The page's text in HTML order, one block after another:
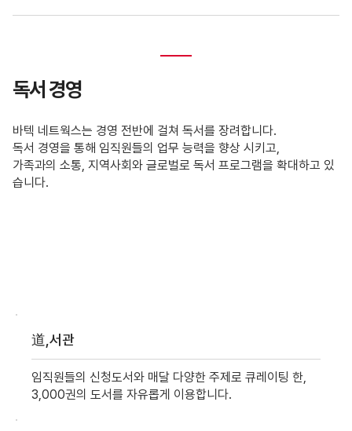
독서 경영
바텍 네트웍스는 경영 전반에 걸쳐 독서를 장려합니다.
독서 경영을 통해 임직원들의 업무 능력을 향상 시키고,
가족과의 소통, 지역사회와 글로벌로 독서 프로그램을 확대하고 있
습니다.
道,서관
임직원들의 신청도서와 매달 다양한 주제로 큐레이팅 한,
3,000권의 도서를 자유롭게 이용합니다.